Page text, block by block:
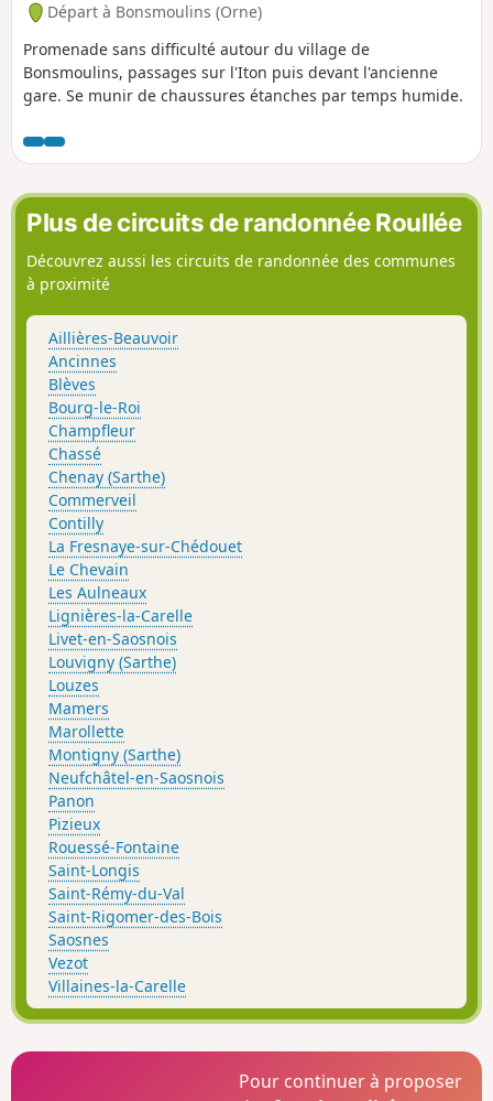
Départ à Bonsmoulins (Orne)
Promenade sans difficulté autour du village de
Bonsmoulins, passages sur l'Iton puis devant l'ancienne
gare. Se munir de chaussures étanches par temps humide.
Plus de circuits de randonnée Roullée
Découvrez aussi les circuits de randonnée des communes
à proximité
Aillières-Beauvoir
Ancinnes
Blèves
Bourg-le-Roi
Champfleur
Chassé
Chenay (Sarthe)
Commerveil
Contilly
La Fresnaye-sur-Chédouet
Le Chevain
Les Aulneaux
Lignières-la-Carelle
Livet-en-Saosnois
Louvigny (Sarthe)
Louzes
Mamers
Marollette
Montigny (Sarthe)
Neufchâtel-en-Saosnois
Panon
Pizieux
Rouessé-Fontaine
Saint-Longis
Saint-Rémy-du-Val
Saint-Rigomer-des-Bois
Saosnes
Vezot
Villaines-la-Carelle
Pour continuer à proposer